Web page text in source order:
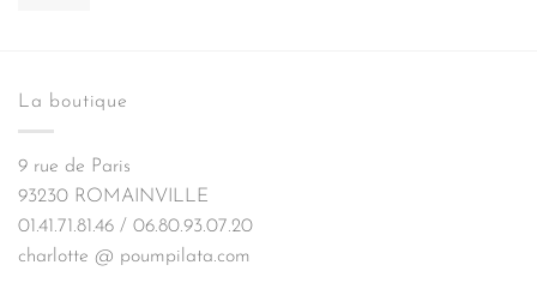
La boutique
9 rue de Paris
93230 ROMAINVILLE
01.41.71.81.46 / 06.80.93.07.20
charlotte @ poumpilata.com